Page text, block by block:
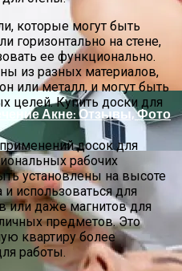
Акне: Отзывы, Фото
которые могут быть
горизонтально на стене,
ее функционально.
из разных материалов,
или металл, и могут быть
целей. Купить доски для
досок для
рабочих
установлены на высоте
и использоваться для
или даже магнитов для
предметов. Это
квартиру более
работы.